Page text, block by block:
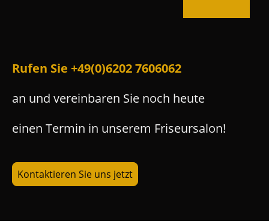
Rufen Sie +49(0)6202 7606062
an und vereinbaren Sie noch heute
einen Termin in unserem Friseursalon!
Kontaktieren Sie uns jetzt